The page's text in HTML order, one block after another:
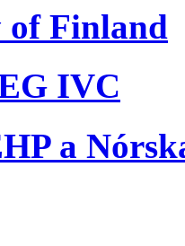
of Finland
IVC
a